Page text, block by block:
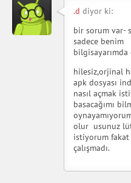
.d diyor ki:
bir sorum var-
sadece benim
hilesiz,orjinal
apk dosyası
nasıl açmak
basacağımı
olur usunuz
istiyorum
çalışmadı.